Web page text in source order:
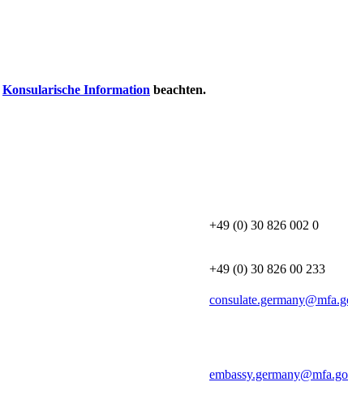
Konsularische Information beachten.
+49 (0) 30 826 002 0
+49 (0) 30 826 00 233